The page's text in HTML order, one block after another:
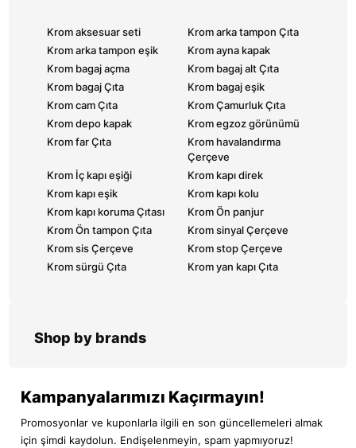
Krom aksesuar seti
Krom arka tampon Çıta
Krom arka tampon eşik
Krom ayna kapak
Krom bagaj açma
Krom bagaj alt Çıta
Krom bagaj Çıta
Krom bagaj eşik
Krom cam Çıta
Krom Çamurluk Çıta
Krom depo kapak
Krom egzoz görünümü
Krom far Çıta
Krom havalandırma
Çerçeve
Krom İç kapı eşiği
Krom kapı direk
Krom kapı eşik
Krom kapı kolu
Krom kapı koruma Çıtası
Krom Ön panjur
Krom Ön tampon Çıta
Krom sinyal Çerçeve
Krom sis Çerçeve
Krom stop Çerçeve
Krom sürgü Çıta
Krom yan kapı Çıta
Shop by brands
Kampanyalarımızı Kaçırmayın!
Promosyonlar ve kuponlarla ilgili en son güncellemeleri almak
için şimdi kaydolun. Endişelenmeyin, spam yapmıyoruz!